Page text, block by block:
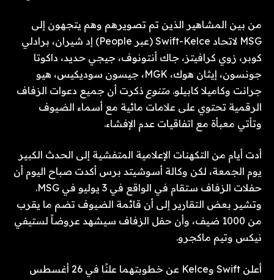
من بين المشاهير الذين تم تصويرهم وهم يتجهون إلى
MSG لاتحاد Swift-Kelce (عبر People) إد شيران، برادلي
كوبر، زوي كرافيتز، جاك أنتونوف، جيجي حديد، داكوتا
جونسون، إيثان هوك، MGK، جيسون سوديكيس، هيو
جرانت وكاميلا كابيلو. متنوع ذكرت أن جميع دعوات الزفاف
الرقمية تحتوي على علامات مائية مع أسماء الضيوف
وتأتي معبأة مع اتفاقيات عدم الإفشاء.
أدت أيام من التكهنات الإعلامية المتفشية إلى الحدث الكبير
يوم الجمعة، لكن وكالة أسوشيتد برس أكدت صباح اليوم أن
حفلات الزفاف ستقام في الواقع في 3 يوليو في MSG.
وتشير بعض التقارير إلى أن قائمة الضيوف تضم ما يقرب
من 1000 ضيف، وأن حفل الزفاف سيشهد عروضاً لستيفي
نيكس وتيم ماكجرو.
أعلن Swift وKelce عن خطوبتهما علنًا في 26 أغسطس